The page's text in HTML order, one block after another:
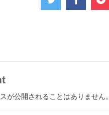
が公開されることはありません。